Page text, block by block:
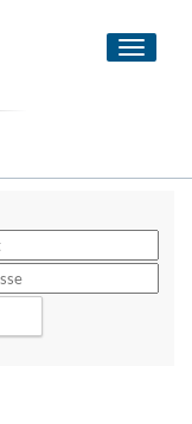
Toggle